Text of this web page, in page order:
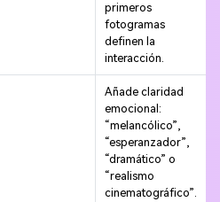
primeros
fotogramas
definen la
interacción.
Añade claridad
emocional:
“melancólico”,
“esperanzador”,
“dramático” o
“realismo
cinematográfico”.